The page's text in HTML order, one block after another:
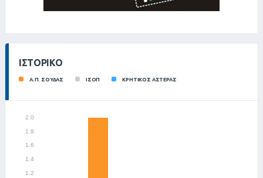
ΙΣΤΟΡΙΚΌ
Α.Π. ΣΟΥΔΑΣ ΙΣΟΠ ΚΡΗΤΙΚΟΣ ΑΣΤΕΡΑΣ